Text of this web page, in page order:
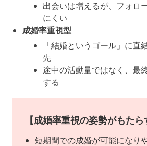
出会いは増えるが、フォロ
にくい
成婚率重視型
「結婚というゴール」に直
先
途中の活動量ではなく、最
する
【成婚率重視の姿勢がもたら
短期間での成婚が可能になり